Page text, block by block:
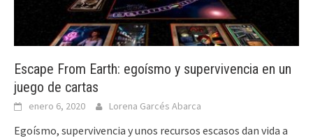
Escape From Earth: egoísmo y supervivencia en un
juego de cartas
enero 6, 2020 Lorena Garcés Abarca
Egoísmo, supervivencia y unos recursos escasos dan vida a